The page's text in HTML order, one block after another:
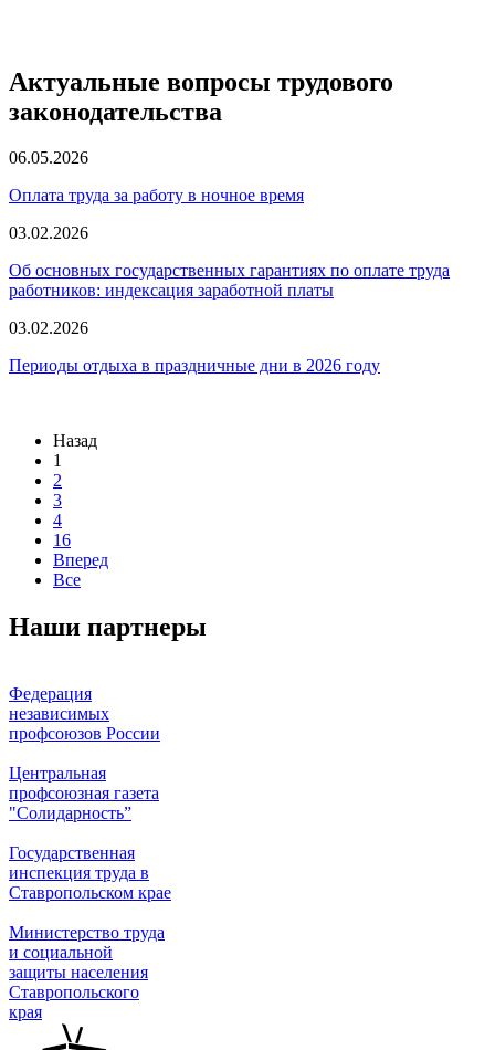
Актуальные вопросы трудового
законодательства
06.05.2026
Оплата труда за работу в ночное время
03.02.2026
Об основных государственных гарантиях по оплате труда
работников: индексация заработной платы
03.02.2026
Периоды отдыха в праздничные дни в 2026 году
Назад
1
2
3
4
16
Вперед
Все
Наши партнеры
Федерация
независимых
профсоюзов России
Центральная
профсоюзная газета
"Солидарность”
Государственная
инспекция труда в
Ставропольском крае
Министерство труда
и социальной
защиты населения
Ставропольского
края